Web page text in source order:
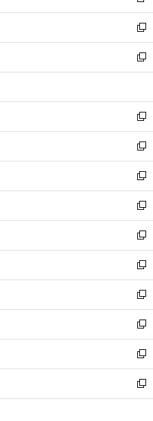
開
く
ウ
で
開
く
ン
ド
ウ
で
開
ウ
ィ
ン
ド
ウ
開
く
し
い
ウ
ィ
ン
ウ
で
開
く
新
し
い
ウ
ン
ド
ウ
で
開
く
新
し
ウ
ィ
ン
ド
ウ
で
開
く
新
し
い
ウ
ィ
ン
ド
ウ
で
開
く
新
し
い
ウ
ィ
ン
ド
ウ
で
開
く
新
し
い
ウ
ィ
ン
ド
ウ
で
開
く
新
し
い
ウ
ィ
ン
ド
ウ
で
開
く
新
し
い
ウ
ィ
ン
ド
ウ
で
開
く
新
し
い
ウ
ィ
ン
ド
ウ
で
開
新
し
い
ウ
ィ
ン
ド
ウ
新
し
い
ウ
ィ
ン
新
し
い
ウ
新
し